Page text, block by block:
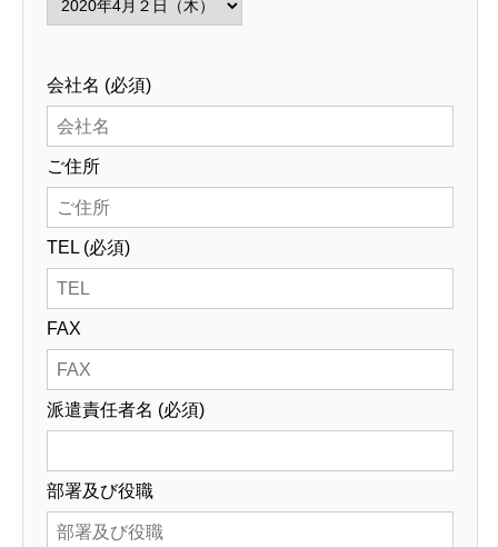
会社名 (必須)
ご住所
TEL (必須)
FAX
派遣責任者名 (必須)
部署及び役職